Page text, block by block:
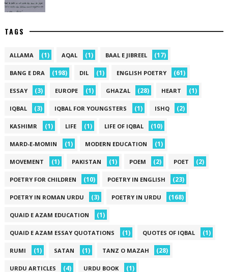
TAGS
ALLAMA (1) AQAL (1) BAAL E JIBREEL (17)
BANG E DRA (198) DIL (1) ENGLISH POETRY (61)
ESSAY (3) EUROPE (1) GHAZAL (28) HEART (1)
IQBAL (3) IQBAL FOR YOUNGSTERS (1) ISHQ (2)
KASHIMR (1) LIFE (1) LIFE OF IQBAL (10)
MARD-E-MOMIN (1) MODERN EDUCATION (1)
MOVEMENT (1) PAKISTAN (1) POEM (2) POET (2)
POETRY FOR CHILDREN (10) POETRY IN ENGLISH (23)
POETRY IN ROMAN URDU (3) POETRY IN URDU (168)
QUAID E AZAM EDUCATION (1)
QUAID E AZAM ESSAY QUOTATIONS (1) QUOTES OF IQBAL (1)
RUMI (1) SATAN (1) TANZ O MAZAH (28)
URDU ARTICLES (4) URDU BOOK (1)